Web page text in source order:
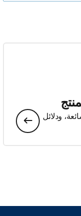
ودلائل